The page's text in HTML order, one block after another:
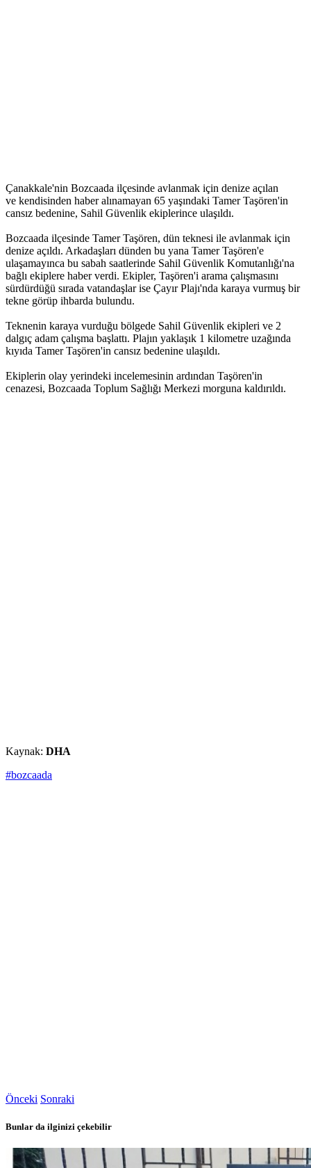
Çanakkale'nin Bozcaada ilçesinde avlanmak için denize açılan
ve kendisinden haber alınamayan 65 yaşındaki Tamer Taşören'in
cansız bedenine, Sahil Güvenlik ekiplerince ulaşıldı.
Bozcaada ilçesinde Tamer Taşören, dün teknesi ile avlanmak için
denize açıldı. Arkadaşları dünden bu yana Tamer Taşören'e
ulaşamayınca bu sabah saatlerinde Sahil Güvenlik Komutanlığı'na
bağlı ekiplere haber verdi. Ekipler, Taşören'i arama çalışmasını
sürdürdüğü sırada vatandaşlar ise Çayır Plajı'nda karaya vurmuş bir
tekne görüp ihbarda bulundu.
Teknenin karaya vurduğu bölgede Sahil Güvenlik ekipleri ve 2
dalgıç adam çalışma başlattı. Plajın yaklaşık 1 kilometre uzağında
kıyıda Tamer Taşören'in cansız bedenine ulaşıldı.
Ekiplerin olay yerindeki incelemesinin ardından Taşören'in
cenazesi, Bozcaada Toplum Sağlığı Merkezi morguna kaldırıldı.
Kaynak: DHA
#bozcaada
Önceki Sonraki
Bunlar da ilginizi çekebilir